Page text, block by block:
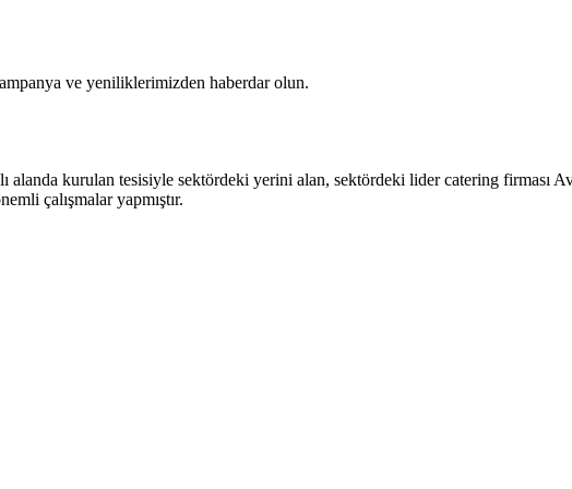
ve yeniliklerimizden haberdar olun.
alanda kurulan tesisiyle sektördeki yerini alan, sektördeki lider catering firması
çalışmalar yapmıştır.